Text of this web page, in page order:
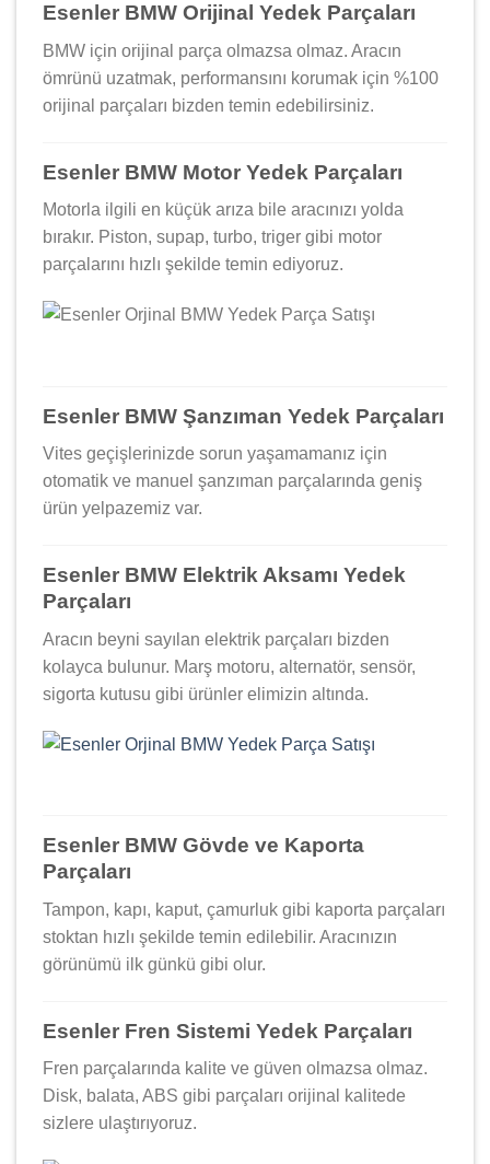
Esenler BMW Orijinal Yedek Parçaları
BMW için orijinal parça olmazsa olmaz. Aracın
ömrünü uzatmak, performansını korumak için %100
orijinal parçaları bizden temin edebilirsiniz.
Esenler BMW Motor Yedek Parçaları
Motorla ilgili en küçük arıza bile aracınızı yolda
bırakır. Piston, supap, turbo, triger gibi motor
parçalarını hızlı şekilde temin ediyoruz.
Esenler BMW Şanzıman Yedek Parçaları
Vites geçişlerinizde sorun yaşamamanız için
otomatik ve manuel şanzıman parçalarında geniş
ürün yelpazemiz var.
Esenler BMW Elektrik Aksamı Yedek
Parçaları
Aracın beyni sayılan elektrik parçaları bizden
kolayca bulunur. Marş motoru, alternatör, sensör,
sigorta kutusu gibi ürünler elimizin altında.
Esenler BMW Gövde ve Kaporta
Parçaları
Tampon, kapı, kaput, çamurluk gibi kaporta parçaları
stoktan hızlı şekilde temin edilebilir. Aracınızın
görünümü ilk günkü gibi olur.
Esenler Fren Sistemi Yedek Parçaları
Fren parçalarında kalite ve güven olmazsa olmaz.
Disk, balata, ABS gibi parçaları orijinal kalitede
sizlere ulaştırıyoruz.